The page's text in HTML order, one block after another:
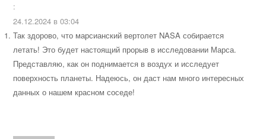
:
24.12.2024 в 03:04
Так здорово, что марсианский вертолет NASA собирается
летать! Это будет настоящий прорыв в исследовании Марса.
Представляю, как он поднимается в воздух и исследует
поверхность планеты. Надеюсь, он даст нам много интересных
данных о нашем красном соседе!